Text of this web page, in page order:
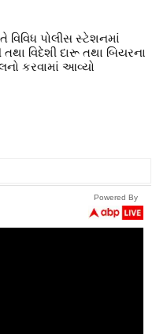
વિવિધ પોલીસ સ્ટેશનમાં
વિદેશી દારૂ તથા બિયરના
કરવામાં આવ્યો